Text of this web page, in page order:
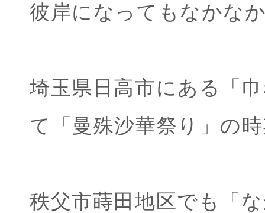
彼岸になってもなかな
埼玉県日高市にある「
て「曼殊沙華祭り」の
秩父市蒔田地区でも「